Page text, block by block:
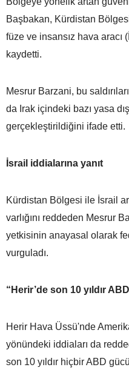
Başbakan, Kürdistan
füze ve insansız hava aracı
kaydetti.
Mesrur Barzani, bu
da Irak içindeki bazı yasa
gerçekleştirildiğini ifade etti.
İsrail iddialarına yanıt
Kürdistan Bölgesi ile İsrail
varlığını reddeden Mesrur
yetkisinin anayasal olarak
vurguladı.
“Herir’de son 10 yıldır
Herir Hava Üssü'nde
yönündeki iddiaları da
son 10 yıldır hiçbir ABD